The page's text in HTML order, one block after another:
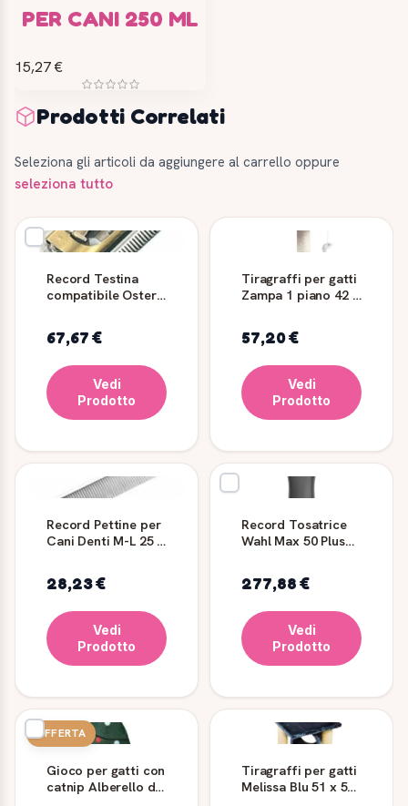
PER CANI 250 ML
15,27 €
Prodotti Correlati
Seleziona gli articoli da aggiungere al carrello oppure
seleziona tutto
Record Testina
compatibile Oster
67,67 €
Vedi
Prodotto
Tiragraffi per gatti
Zampa 1 piano 42 x
57,20 €
Vedi
Prodotto
Record Pettine per
Cani Denti M-L 25 x
28,23 €
Vedi
Prodotto
Record Tosatrice
Wahl Max 50 Plus
277,88 €
Vedi
Prodotto
OFFERTA
Gioco per gatti con
catnip Alberello di
Tiragraffi per gatti
Melissa Blu 51 x 51